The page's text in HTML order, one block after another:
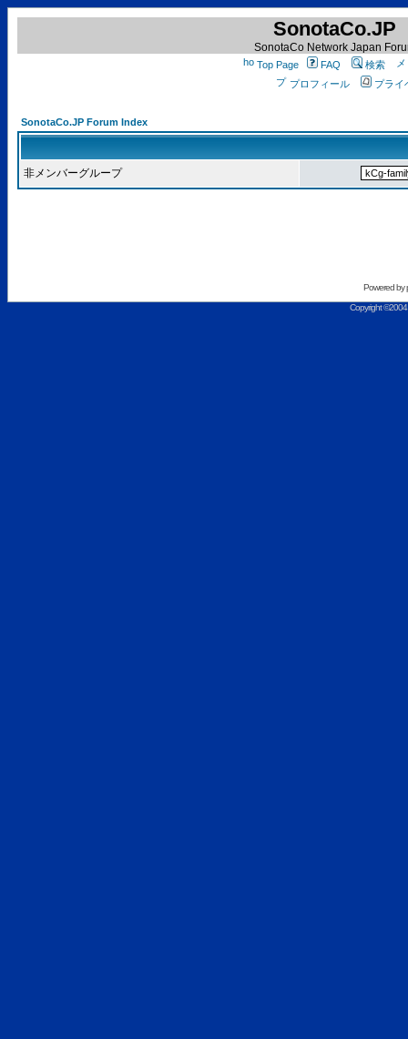
SonotaCo.JP
SonotaCo Network Japan
Top Page FAQ
検索
プロフィール
プライ
SonotaCo.JP Forum Index
非メンバーグループ
Powered by
Copyright ©2004